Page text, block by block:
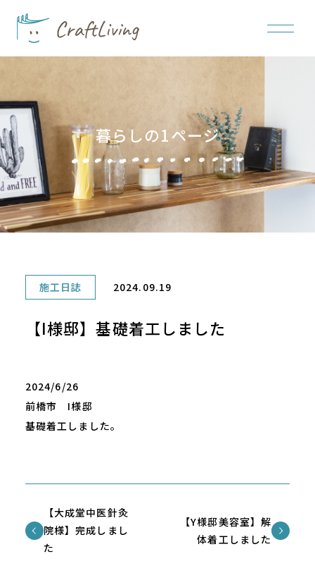
暮らしの1ページ
施工日誌 2024.09.19
【I様邸】基礎着工しました
2024/6/26
前橋市 I様邸
基礎着工しました。
【大成堂中医針灸
院様】完成しまし
た
【Y様邸美容室】解
体着工しました